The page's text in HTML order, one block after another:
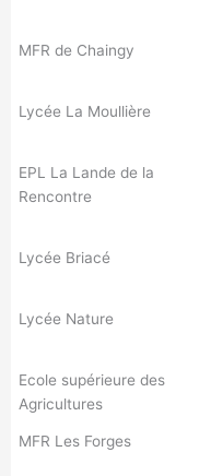
MFR de Chaingy
Lycée La Moullière
EPL La Lande de la
Rencontre
Lycée Briacé
Lycée Nature
Ecole supérieure des
Agricultures
MFR Les Forges